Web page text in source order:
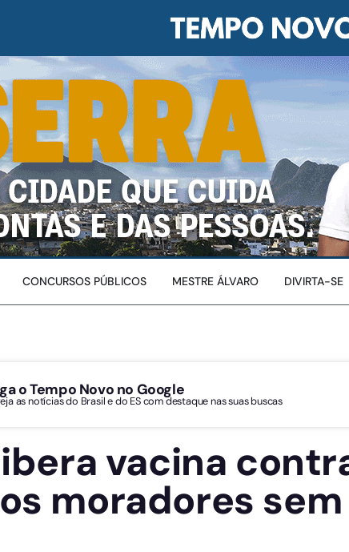
CONCURSOS PÚBLICOS MESTRE ÁLVARO DIVIRTA-SE
o Tempo Novo no Google
as notícias do Brasil e do ES com destaque nas suas buscas
vacina
moradores